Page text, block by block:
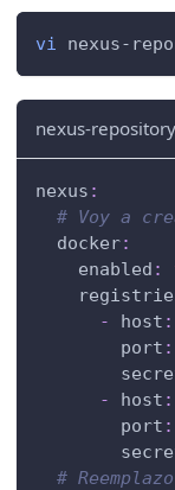
vi nexus-
nexus-
nexus :
# Voy a
docker:
enabled :
-
host :
port :
-
host :
port :
#